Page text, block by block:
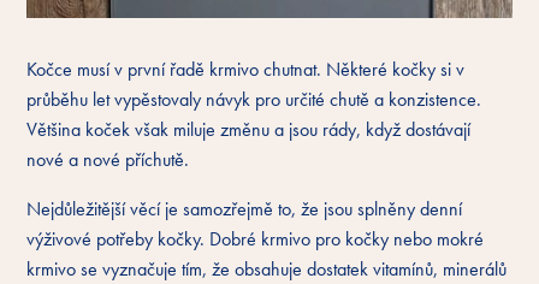
Kočce musí v první řadě krmivo chutnat. Některé kočky si v
průběhu let vypěstovaly návyk pro určité chutě a konzistence.
Většina koček však miluje změnu a jsou rády, když dostávají
nové a nové příchutě.
Nejdůležitější věcí je samozřejmě to, že jsou splněny denní
výživové potřeby kočky. Dobré krmivo pro kočky nebo mokré
krmivo se vyznačuje tím, že obsahuje dostatek vitamínů, minerálů